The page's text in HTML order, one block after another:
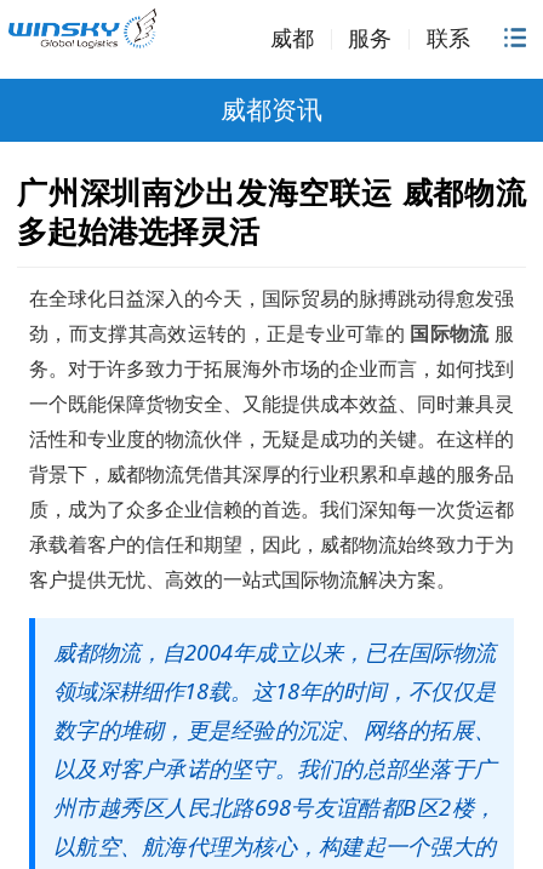
威都 服务 联系
威都资讯
广州深圳南沙出发海空联运 威都物流
多起始港选择灵活
在全球化日益深入的今天，国际贸易的脉搏跳动得愈发强
劲，而支撑其高效运转的，正是专业可靠的 国际物流 服
务。对于许多致力于拓展海外市场的企业而言，如何找到
一个既能保障货物安全、又能提供成本效益、同时兼具灵
活性和专业度的物流伙伴，无疑是成功的关键。在这样的
背景下，威都物流凭借其深厚的行业积累和卓越的服务品
质，成为了众多企业信赖的首选。我们深知每一次货运都
承载着客户的信任和期望，因此，威都物流始终致力于为
客户提供无忧、高效的一站式国际物流解决方案。
威都物流，自2004年成立以来，已在国际物流
领域深耕细作18载。这18年的时间，不仅仅是
数字的堆砌，更是经验的沉淀、网络的拓展、
以及对客户承诺的坚守。我们的总部坐落于广
州市越秀区人民北路698号友谊酷都B区2楼，
以航空、航海代理为核心，构建起一个强大的